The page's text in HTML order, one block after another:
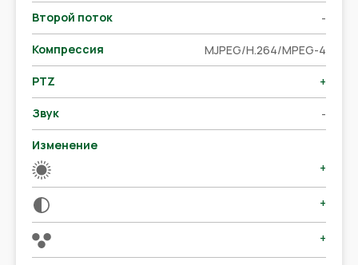
Второй поток -
Компрессия MJPEG/H.264/MPEG-4
PTZ +
Звук -
Изменение
+
+
+